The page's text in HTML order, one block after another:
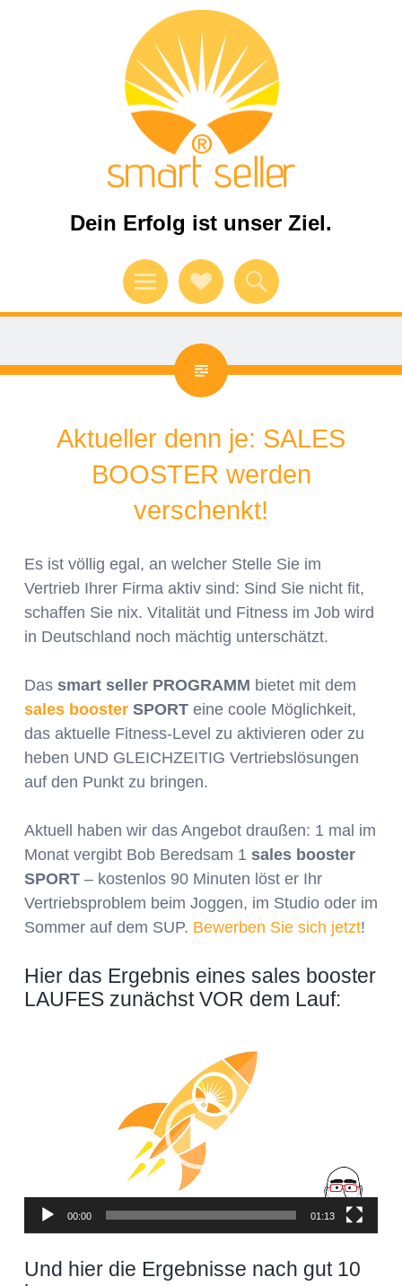
Dein Erfolg ist unser Ziel.
Menü
Verweise
Soziale
Suchen
Aktueller denn je: SALES
BOOSTER werden
verschenkt!
Es ist völlig egal, an welcher Stelle Sie im
Vertrieb Ihrer Firma aktiv sind: Sind Sie nicht fit,
schaffen Sie nix. Vitalität und Fitness im Job wird
in Deutschland noch mächtig unterschätzt.
Das smart seller PROGRAMM bietet mit dem
sales booster SPORT eine coole Möglichkeit,
das aktuelle Fitness-Level zu aktivieren oder zu
heben UND GLEICHZEITIG Vertriebslösungen
auf den Punkt zu bringen.
Aktuell haben wir das Angebot draußen: 1 mal im
Monat vergibt Bob Beredsam 1 sales booster
SPORT – kostenlos 90 Minuten löst er Ihr
Vertriebsproblem beim Joggen, im Studio oder im
Sommer auf dem SUP. Bewerben Sie sich jetzt!
Hier das Ergebnis eines sales booster
LAUFES zunächst VOR dem Lauf:
00:00 01:13
Und hier die Ergebnisse nach gut 10